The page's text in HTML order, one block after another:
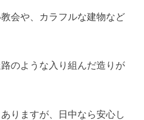
会や、カラフルな建物など
のような入り組んだ造りが
りますが、日中なら安心し